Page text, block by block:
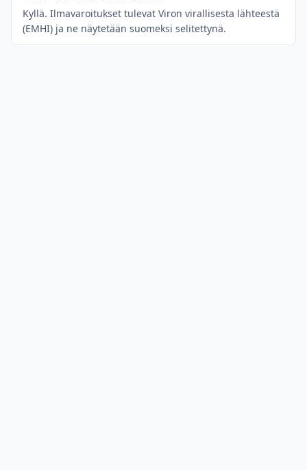
Kyllä. Ilmavaroitukset tulevat Viron virallisesta lähteestä
(EMHI) ja ne näytetään suomeksi selitettynä.